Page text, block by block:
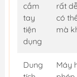
cầm
tay
tiện
dụng
rất
có
mà
Dung
Máy